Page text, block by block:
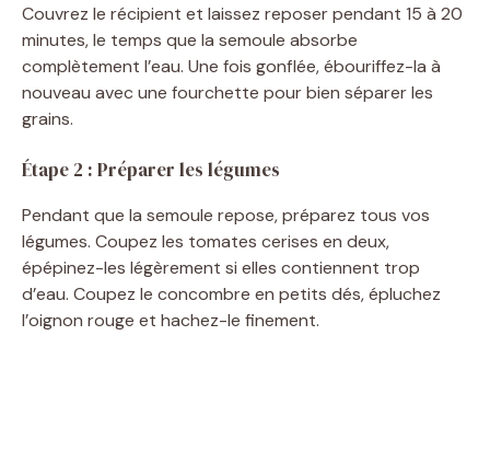
d
o
Couvrez le récipient et laissez reposer pendant 15 à 20
minutes, le temps que la semoule absorbe
complètement l’eau. Une fois gonflée, ébouriffez-la à
nouveau avec une fourchette pour bien séparer les
grains.
Étape 2 : Préparer les légumes
Pendant que la semoule repose, préparez tous vos
légumes. Coupez les tomates cerises en deux,
épépinez-les légèrement si elles contiennent trop
d’eau. Coupez le concombre en petits dés, épluchez
l’oignon rouge et hachez-le finement.